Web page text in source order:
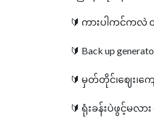
🔰 ကားပါကင်ကလဲ
🔰 Back up
🔰 မှတ်တိုင်၊ဈေး၊
🔰 ရုံးခန်းပဲဖွင့်မလာ